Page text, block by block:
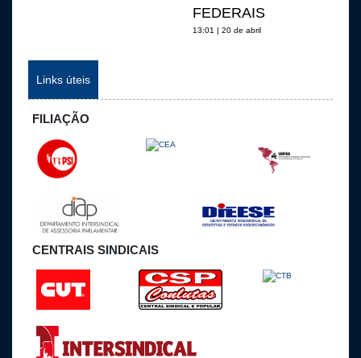
FEDERAIS
13:01 | 20 de abril
Links úteis
FILIAÇÃO
CENTRAIS SINDICAIS